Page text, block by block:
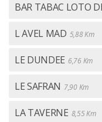
BAR TABAC LOTO
L AVEL MAD 5,88 Km
LE DUNDEE 6,76 Km
LE SAFRAN 7,90 Km
LA TAVERNE 8,55 Km